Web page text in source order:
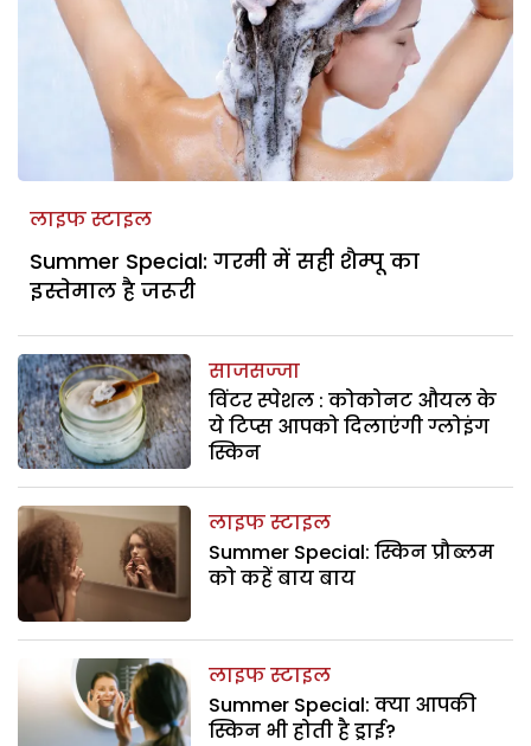
लाइफ स्टाइल
Summer Special: गरमी में सही शैम्पू का
इस्तेमाल है जरूरी
साजसज्जा
विंटर स्पेशल : कोकोनट औयल के
ये टिप्स आपको दिलाएंगी ग्लोइंग
स्किन
लाइफ स्टाइल
Summer Special: स्किन प्रौब्लम
को कहें बाय बाय
लाइफ स्टाइल
Summer Special: क्या आपकी
स्किन भी होती है ड्राई?